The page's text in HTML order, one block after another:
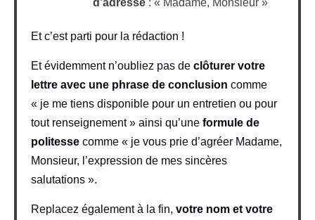
d’adresse : « Madame, Monsieur »
Et c’est parti pour la rédaction !
Et évidemment n’oubliez pas de clôturer votre
lettre avec une phrase de conclusion comme
« je me tiens disponible pour un entretien ou pour
tout renseignement » ainsi qu’une formule de
politesse comme « je vous prie d’agréer Madame,
Monsieur, l’expression de mes sincères
salutations ».
Replacez également à la fin, votre nom et votre